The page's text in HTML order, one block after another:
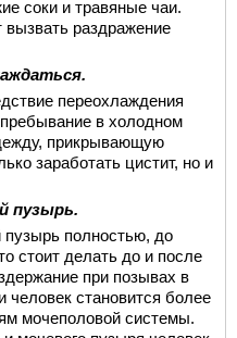
соки и травяные чаи.
вызвать раздражение
переохлаждения
в холодном
прикрывающую
заработать цистит, но и
пузырь.
пузырь полностью, до
стоит делать до и после
при позывах в
человек становится более
мочеполовой системы.